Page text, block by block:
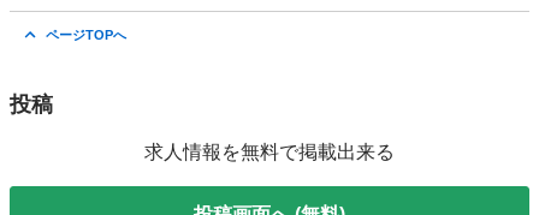
ページTOPへ
投稿
求人情報を無料で掲載出来る